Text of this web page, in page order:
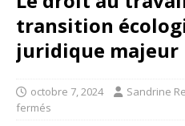
transition
juridique majeur
octobre 7, 2024 Sandrine
fermés